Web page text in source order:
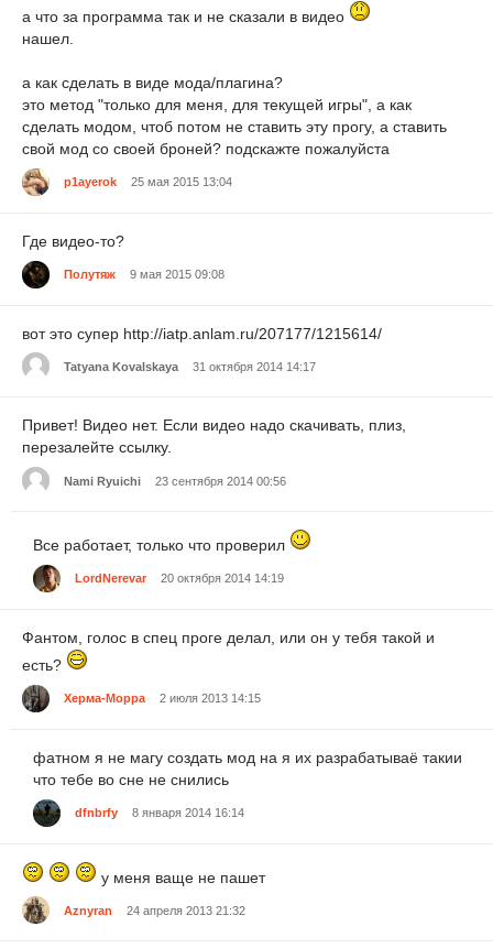
а что за программа так и не сказали в видео
нашел.
а как сделать в виде мода/плагина?
это метод "только для меня, для текущей игры", а как
сделать модом, чтоб потом не ставить эту прогу, а ставить
свой мод со своей броней? подскажте пожалуйста
p1ayerok 25 мая 2015 13:04
Где видео-то?
Полутяж 9 мая 2015 09:08
вот это супер http://iatp.anlam.ru/207177/1215614/
Tatyana Kovalskaya 31 октября 2014 14:17
Привет! Видео нет. Если видео надо скачивать, плиз,
перезалейте ссылку.
Nami Ryuichi 23 сентября 2014 00:56
Все работает, только что проверил
LordNerevar 20 октября 2014 14:19
Фантом, голос в спец проге делал, или он у тебя такой и
есть?
Херма-Морра 2 июля 2013 14:15
фатном я не магу создать мод на я их разрабатываё такии
что тебе во сне не снились
dfnbrfy 8 января 2014 16:14
у меня ваще не пашет
Aznyran 24 апреля 2013 21:32